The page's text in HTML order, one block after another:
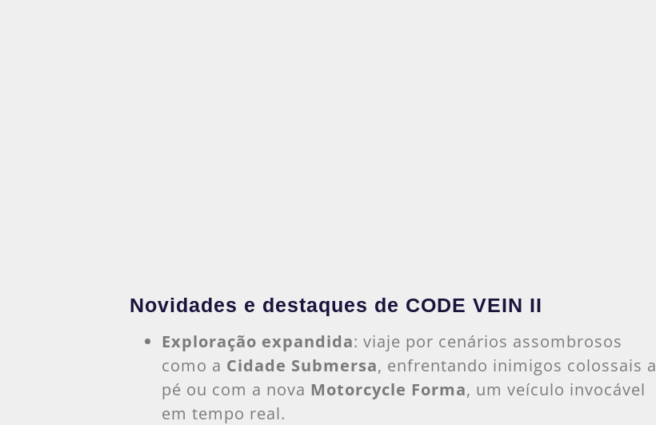
Novidades e destaques de CODE VEIN II
Exploração expandida: viaje por cenários assombrosos
como a Cidade Submersa, enfrentando inimigos colossais a
pé ou com a nova Motorcycle Forma, um veículo invocável
em tempo real.